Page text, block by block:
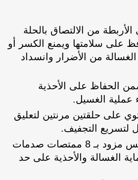
من الالتصاق بالحلة
على سلامتها ويمنع الكسر أو
من الأضرار وانسداد
الحفاظ على الأحذية
عملية الغسيل.
على حلقتين مرنتين لتعليق
لتسريع التجفيف.
الكيس مزود بـ 8 ممتصات صدمات
الغسالة والأحذية على حد